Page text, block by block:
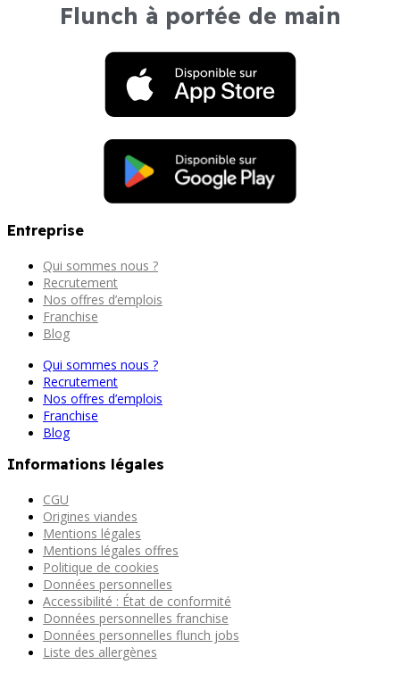
Flunch à portée de main
Entreprise
Qui sommes nous ?
Recrutement
Nos offres d’emplois
Franchise
Blog
Qui sommes nous ?
Recrutement
Nos offres d’emplois
Franchise
Blog
Informations légales
CGU
Origines viandes
Mentions légales
Mentions légales offres
Politique de cookies
Données personnelles
Accessibilité : État de conformité
Données personnelles franchise
Données personnelles flunch jobs
Liste des allergènes